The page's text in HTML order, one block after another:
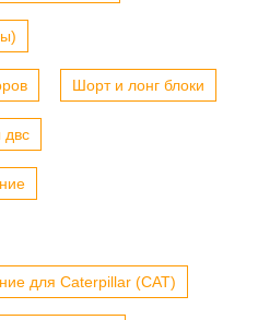
Шорт и лонг блоки
двс
для Caterpillar (CAT)